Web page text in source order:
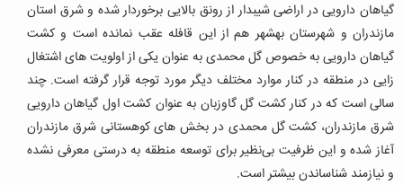
گیاهان دارویی در اراضی شیبدار از رونق بالایی برخوردار شده و شرق استان
مازندران و شهرستان بهشهر هم از این قافله عقب نمانده است و کشت
گیاهان دارویی به خصوص گل محمدی به عنوان یکی از اولویت های اشتغال
زایی در منطقه در کنار موارد مختلف دیگر مورد توجه قرار گرفته است. چند
سالی است که در کنار کشت گل گاوزبان به عنوان کشت اول گیاهان دارویی
شرق مازندران، کشت گل محمدی در بخش های کوهستانی شرق مازندران
آغاز شده و این ظرفیت بی‌نظیر برای توسعه منطقه به درستی معرفی نشده
و نیازمند شناساندن بیشتر است.